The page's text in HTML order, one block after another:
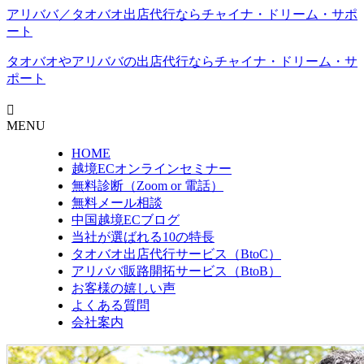
アリババ／タオバオ出店代⾏ならチャイナ・ドリーム・サポ
ート
タオバオやアリババの出店代行ならチャイナ・ドリーム・サ
ポート
MENU
HOME
越境ECオンラインセミナー
無料診断（Zoom or 電話）
無料メール相談
中国越境ECブログ
当社が選ばれる10の特長
タオバオ出店代行サービス（BtoC）
アリババ販路開拓サービス（BtoB）
お客様の嬉しい声
よくある質問
会社案内